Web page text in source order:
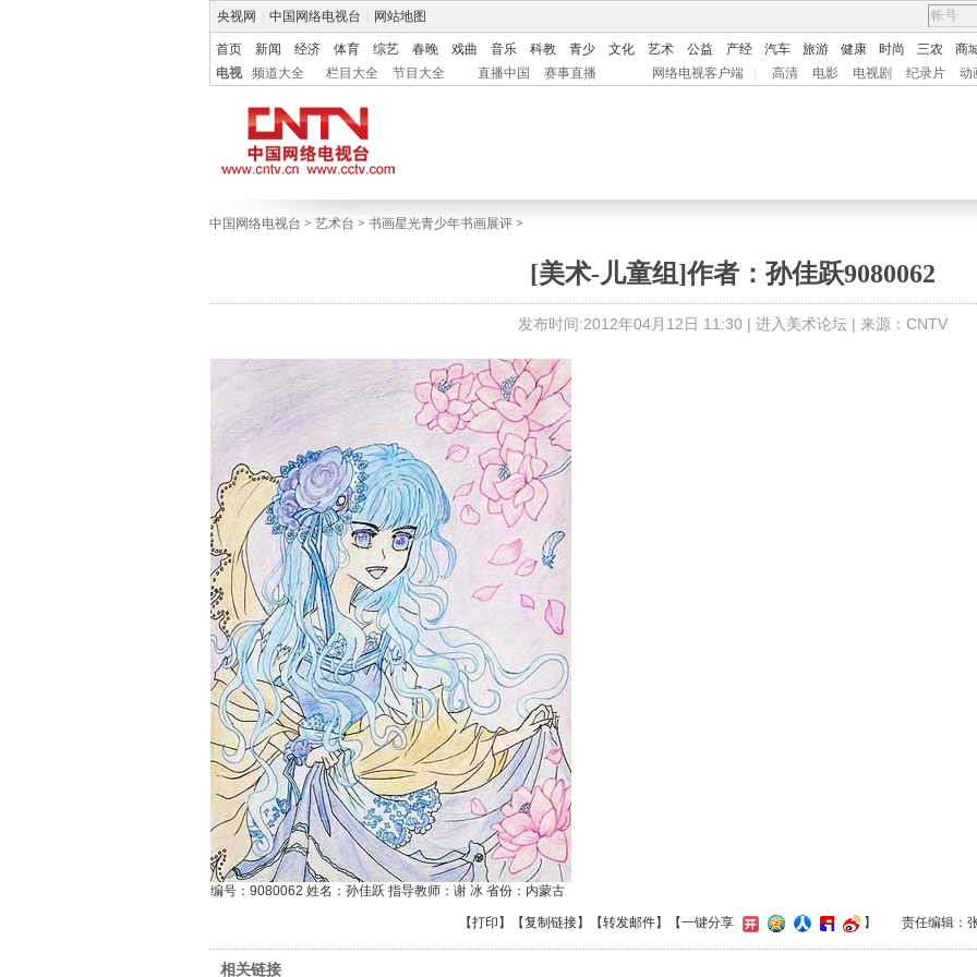
央视网 中国网络电视台 网站地图
首页 新闻 经济 体育 综艺 春晚 戏曲 音乐 科教 青少 文化 艺术 公益 产经 汽车 旅游 健康 时尚 三农 商
电视
频道大全 栏目大全 节目大全 直播中国 赛事直播 网络电视客户端 高清 电影 电视剧 纪录片 动
中国网络电视台 > 艺术台 > 书画星光青少年书画展评 >
[美术-儿童组]作者：孙佳跃9080062
发布时间:2012年04月12日 11:30 | 进入美术论坛 | 来源：CNTV
编号：9080062 姓名：孙佳跃 指导教师：谢 冰 省份：内蒙古
【打印 】【复制链接】【转发邮件】 【一键分享 】 责任编辑：
相关链接